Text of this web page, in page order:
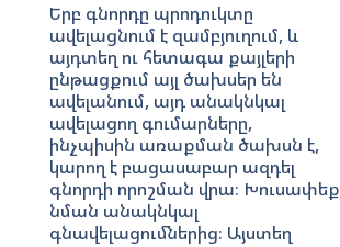
Երբ գնորդը պրոդուկտը
ավելացնում է զամբյուղում, և
այդտեղ ու հետագա քայլերի
ընթացքում այլ ծախսեր են
ավելանում, այդ անակնկալ
ավելացող գումարները,
ինչպիսին առաքման ծախսն է,
կարող է բացասաբար ազդել
գնորդի որոշման վրա։ Խուսափեք
նման անակնկալ
գնավելացումներից։ Այստեղ